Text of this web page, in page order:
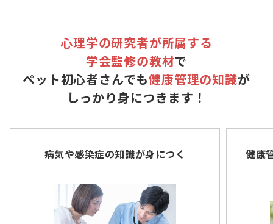
心理学の研究者が所属する
学会監修の教材で
ペット初心者さんでも健康管理の知識が
しっかり身につきます！
病気や感染症の知識が身につく 健康